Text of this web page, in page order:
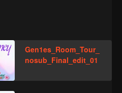
Gen1es_Room_Tour_
nosub_Final_edit_01